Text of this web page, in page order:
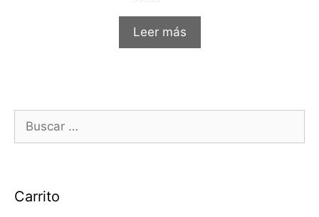
0
eLeer más
Carrito